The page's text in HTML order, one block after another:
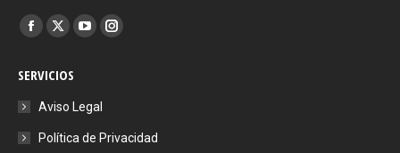
Encuéntranos en:
Facebook
opens
in
new
X
opens
in
YouTube
in
Instagram
SERVICIOS
Aviso Legal
Política de Privacidad